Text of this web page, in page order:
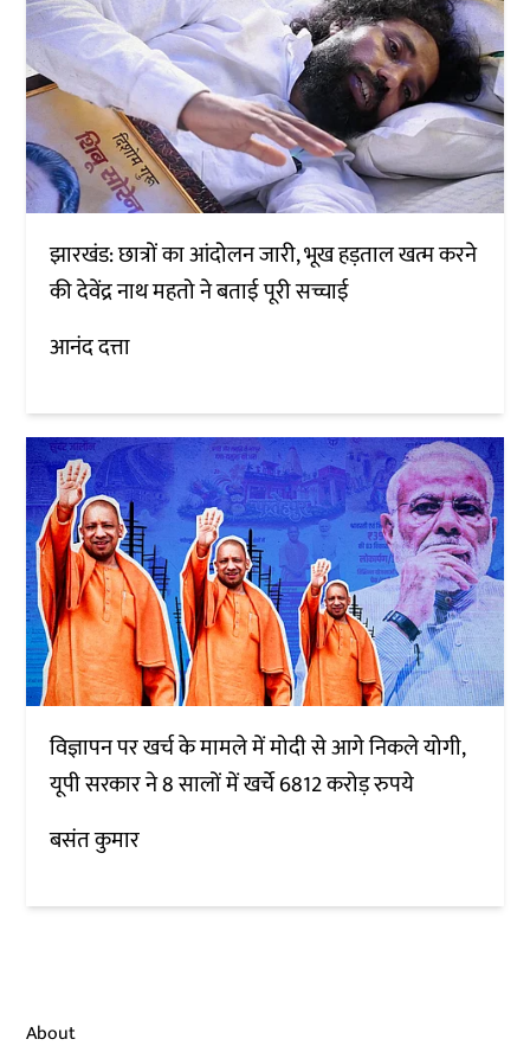
झारखंड: छात्रों का आंदोलन जारी, भूख हड़ताल खत्म करने
की देवेंद्र नाथ महतो ने बताई पूरी सच्चाई
आनंद दत्ता
विज्ञापन पर खर्च के मामले में मोदी से आगे निकले योगी,
यूपी सरकार ने 8 सालों में खर्चे 6812 करोड़ रुपये
बसंत कुमार
About